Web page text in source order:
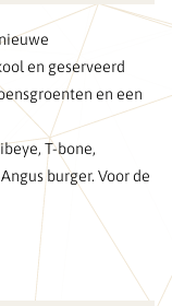
en geserveerd
en een
T-bone,
burger. Voor de